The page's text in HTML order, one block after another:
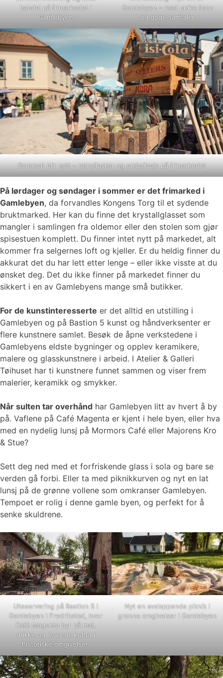
handel på frimarkedet i
Gamlebyen
Gamlebyen – med unike funn
og gode samtaler
Gammelt blir nytt – retroflasker og emballasje på frimarkedet
På lørdager og søndager i sommer er det frimarked i
Gamlebyen, da forvandles Kongens Torg til et sydende
bruktmarked. Her kan du finne det krystallglasset som
mangler i samlingen fra oldemor eller den stolen som gjør
spisestuen komplett. Du finner intet nytt på markedet, alt
kommer fra selgernes loft og kjeller. Er du heldig finner du
akkurat det du har lett etter lenge – eller ikke visste at du
ønsket deg. Det du ikke finner på markedet finner du
sikkert i en av Gamlebyens mange små butikker.
For de kunstinteresserte er det alltid en utstilling i
Gamlebyen og på Bastion 5 kunst og håndverksenter er
flere kunstnere samlet. Besøk de åpne verkstedene i
Gamlebyens eldste bygninger og opplev keramikere,
malere og glasskunstnere i arbeid. I Atelier & Galleri
Tøihuset har ti kunstnere funnet sammen og viser frem
malerier, keramikk og smykker.
Når sulten tar overhånd har Gamlebyen litt av hvert å by
på. Vaflene på Café Magenta er kjent i hele byen, eller hva
med en nydelig lunsj på Mormors Café eller Majorens Kro
& Stue?
Sett deg ned med et forfriskende glass i sola og bare se
verden gå forbi. Eller ta med piknikkurven og nyt en lat
lunsj på de grønne vollene som omkranser Gamlebyen.
Tempoet er rolig i denne gamle byen, og perfekt for å
senke skuldrene.
Uteservering på Bastion 5 i
Gamlebyen i Fredrikstad, hvor
Café Magenta byr på mat,
drikke og levende kultur i
historiske omgivelser.
Nyt en avslappende piknik i
grønne omgivelser i Gamlebyen